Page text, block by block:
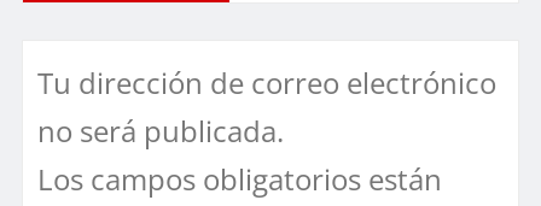
Tu dirección de correo electrónico
no será publicada.
Los campos obligatorios están